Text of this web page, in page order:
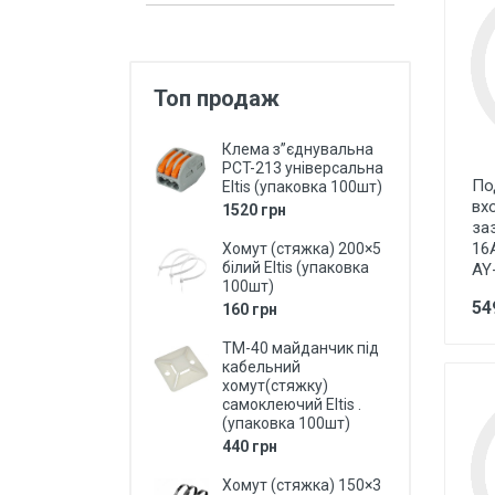
Магнітні пускачі, контактори,
Кнопки, перемикачі, пости...
Дзвоники, кнопки до дзвоників
Коробки монтажні і розподільчі
Щитки, бокси, панелі пластикові
Щитки, бокси металеві
Дверки ревізійні (металеві та
пластмасові)
LED Лампи (світлодіодні)
LED Панелі (світлодіодні)
Топ продаж
Клема з”єднувальна
PCT-213 універсальна
Eltis (упаковка 100шт)
1520 грн
Хомут (стяжка) 200×5
білий Eltis (упаковка
100шт)
160 грн
ТМ-40 майданчик під
кабельний
хомут(стяжку)
самоклеючий Eltis .
(упаковка 100шт)
440 грн
Хомут (стяжка) 150×3